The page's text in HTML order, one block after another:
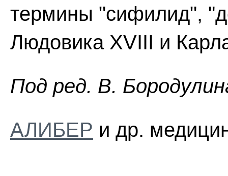
термины "сифилид",
Людовика XVIII и
Пoд peд. B.
АЛИБЕР и др.